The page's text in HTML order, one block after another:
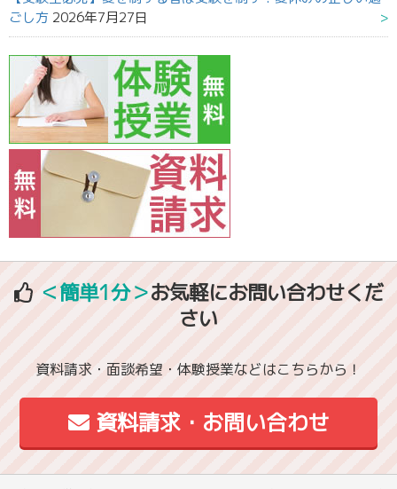
ごし方 2026年7月27日
＜簡単1分＞お気軽にお問い合わせくだ
さい
資料請求・面談希望・体験授業などはこちらから！
資料請求・お問い合わせ